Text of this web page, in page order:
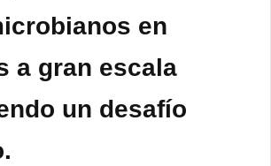
en
a gran escala
un desafío